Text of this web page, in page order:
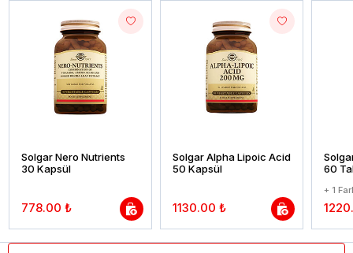
Solgar Nero Nutrients
30 Kapsül
778.00 ₺
Solgar Alpha Lipoic Acid
50 Kapsül
1130.00 ₺
60
+ 1